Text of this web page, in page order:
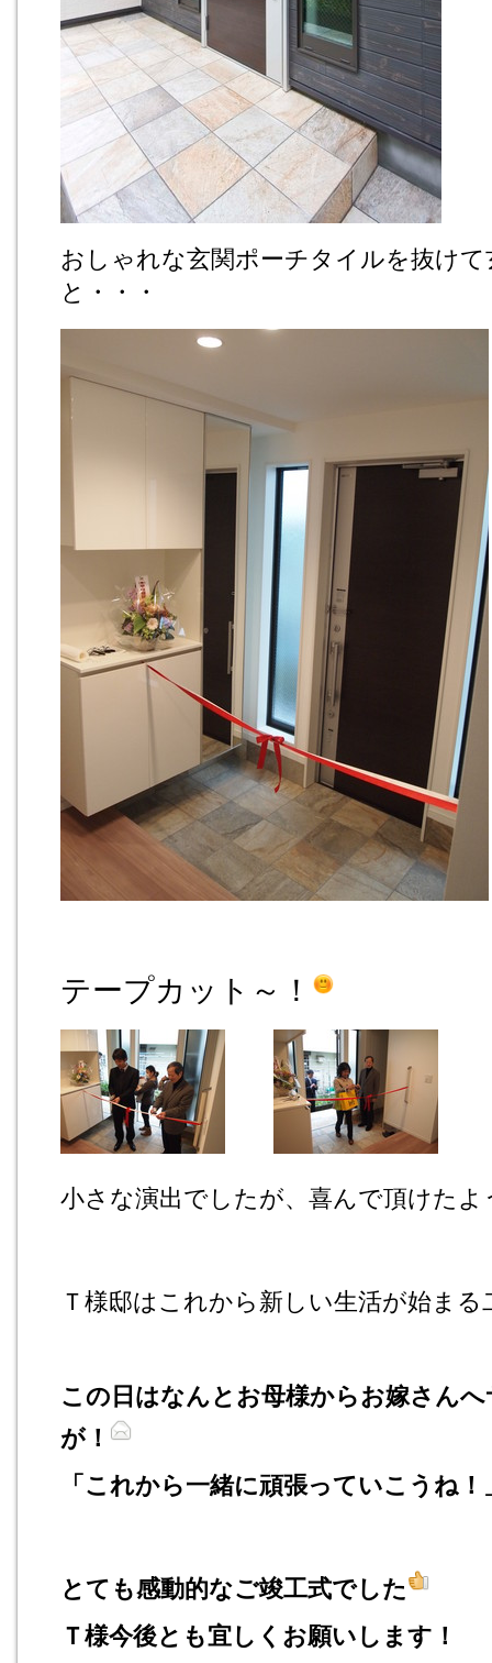
おしゃれな玄関ポーチタイルを抜け
と・・・
テープカット～！
小さな演出でしたが、喜んで頂けたよ
Ｔ様邸はこれから新しい生活が始まる
この日はなんとお母様からお嫁さん
が！
「これから一緒に頑張っていこうね！
とても感動的なご竣工式でした
Ｔ様今後とも宜しくお願いします！